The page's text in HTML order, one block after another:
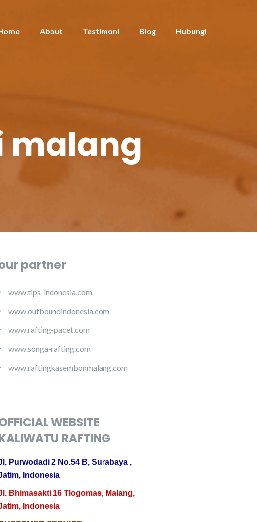
About Testimoni Blog Hubungi
malang
partner
www.tips-indonesia.com
www.outboundindonesia.com
www.rafting-pacet.com
www.songa-rafting.com
www.raftingkasembonmalang.com
WEBSITE
RAFTING
Purwodadi 2 No.54 B, Surabaya ,
Indonesia
Bhimasakti 16 Tlogomas, Malang,
Indonesia